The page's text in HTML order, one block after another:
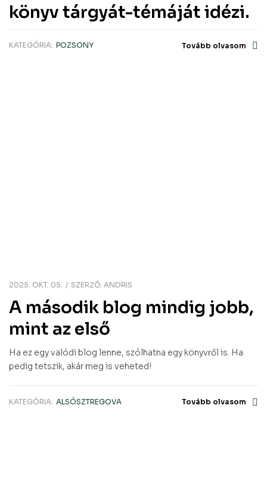
könyv tárgyát-témáját idézi.
KATEGÓRIA: POZSONY Tovább olvasom
2025. OKT. 05. SZERZŐ: ANDRIS
A második blog mindig jobb,
mint az első
Ha ez egy valódi blog lenne, szólhatna egy könyvről is. Ha
pedig tetszik, akár meg is veheted!
KATEGÓRIA: ALSÓSZTREGOVA Tovább olvasom